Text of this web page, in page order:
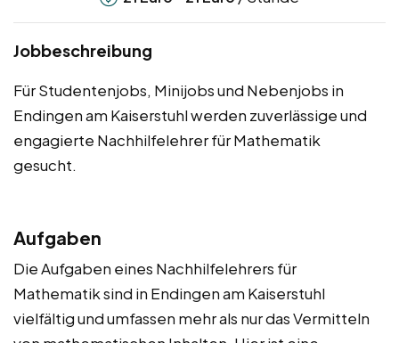
Jobbeschreibung
Für Studentenjobs, Minijobs und Nebenjobs in
Endingen am Kaiserstuhl werden zuverlässige und
engagierte Nachhilfelehrer für Mathematik
gesucht.
Aufgaben
Die Aufgaben eines Nachhilfelehrers für
Mathematik sind in Endingen am Kaiserstuhl
vielfältig und umfassen mehr als nur das Vermitteln